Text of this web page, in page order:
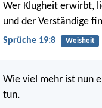
Wer Klugheit erwirbt,
und der Verständige
Sprüche 19:8 Weisheit
Wie viel mehr ist nun
tun.